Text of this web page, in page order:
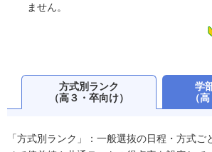
ません。
方式別ランク
（高３・卒向け）
学
（
「方式別ランク」：一般選抜の日程・方式ご